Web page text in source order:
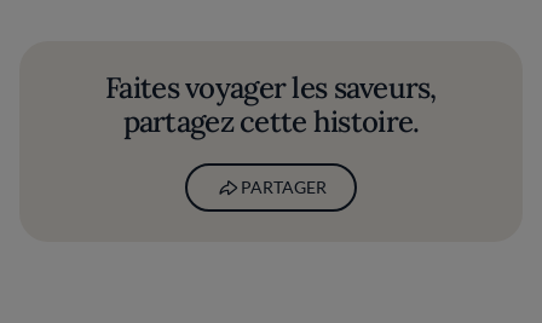
Faites voyager les saveurs,
partagez cette histoire.
PARTAGER